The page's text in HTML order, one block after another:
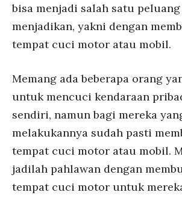
bisa menjadi salah satu
menjadikan, yakni dengan
tempat cuci motor atau mobil.
Memang ada beberapa orang
untuk mencuci kendaraan
sendiri, namun bagi mereka
melakukannya sudah pasti
tempat cuci motor atau mobil.
jadilah pahlawan dengan
tempat cuci motor untuk